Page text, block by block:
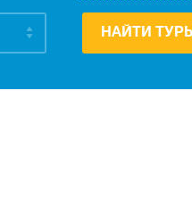
НАЙТИ ТУРЫ